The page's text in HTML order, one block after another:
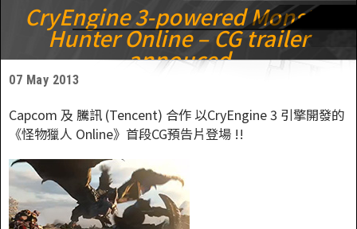
CryEngine 3-powered Monster
Hunter Online – CG trailer
annouced
07 May 2013
Capcom 及 騰訊 (Tencent) 合作 以CryEngine 3 引擎開發的
《怪物獵人 Online》首段CG預告片登場 !!